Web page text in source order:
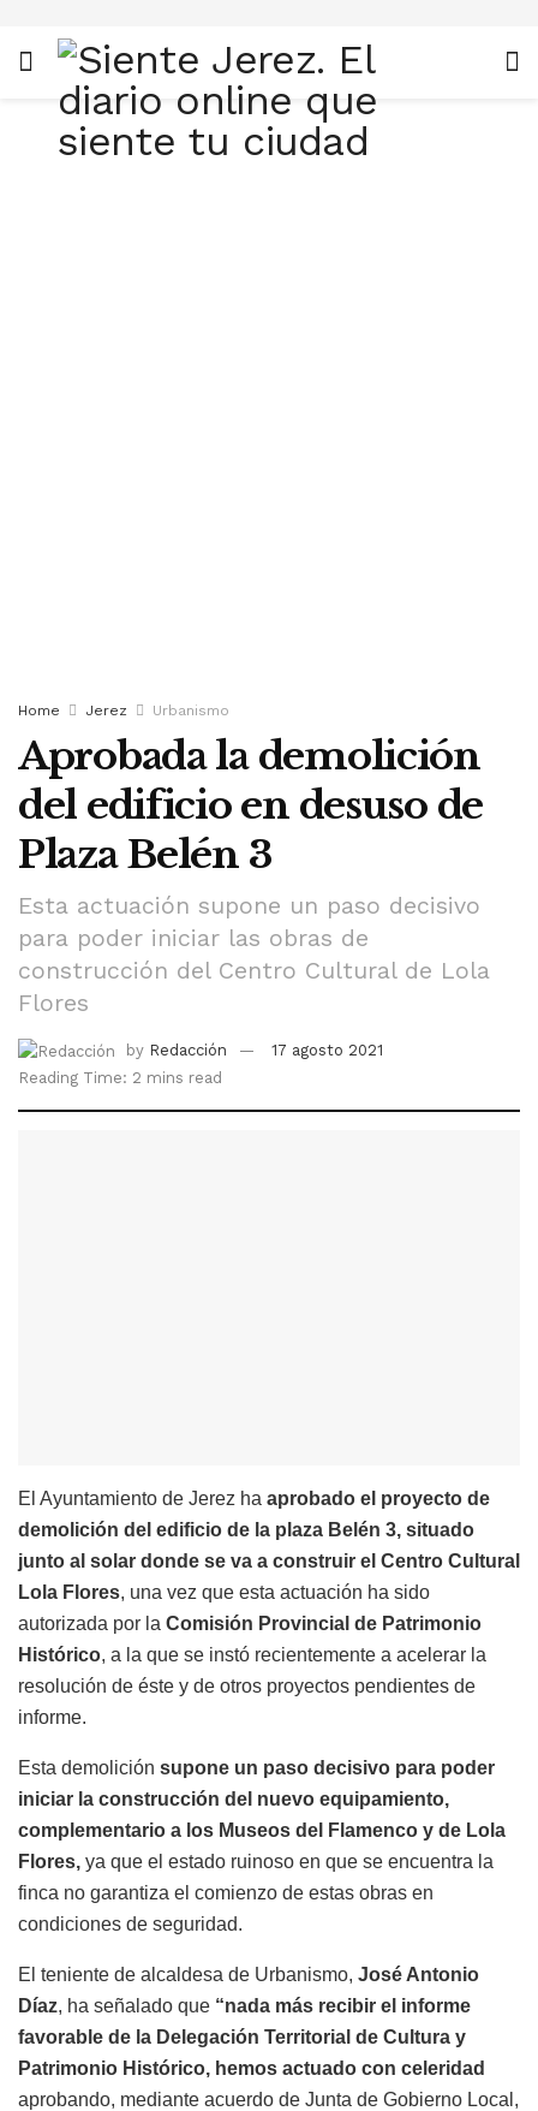
Home Jerez Urbanismo
Aprobada la demolición
del edificio en desuso de
Plaza Belén 3
Esta actuación supone un paso decisivo
para poder iniciar las obras de
construcción del Centro Cultural de Lola
Flores
by Redacción
17 agosto 2021
Reading Time: 2 mins read
El Ayuntamiento de Jerez ha aprobado el proyecto de
demolición del edificio de la plaza Belén 3, situado
junto al solar donde se va a construir el Centro Cultural
Lola Flores, una vez que esta actuación ha sido
autorizada por la Comisión Provincial de Patrimonio
Histórico, a la que se instó recientemente a acelerar la
resolución de éste y de otros proyectos pendientes de
informe.
Esta demolición supone un paso decisivo para poder
iniciar la construcción del nuevo equipamiento,
complementario a los Museos del Flamenco y de Lola
Flores, ya que el estado ruinoso en que se encuentra la
finca no garantiza el comienzo de estas obras en
condiciones de seguridad.
El teniente de alcaldesa de Urbanismo, José Antonio
Díaz, ha señalado que “nada más recibir el informe
favorable de la Delegación Territorial de Cultura y
Patrimonio Histórico, hemos actuado con celeridad
aprobando, mediante acuerdo de Junta de Gobierno Local,